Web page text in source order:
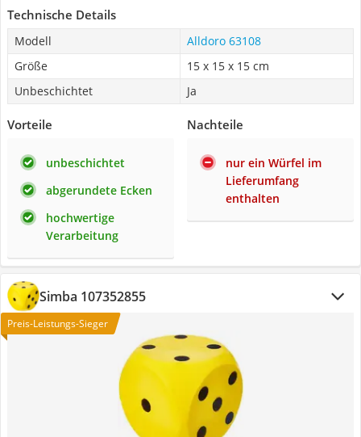
Technische Details
Modell
Alldoro 63108
Größe
15 x 15 x 15 cm
Unbeschichtet
Ja
Vorteile
unbeschichtet
abgerundete Ecken
hochwertige
Verarbeitung
Nachteile
nur ein Würfel im
Lieferumfang
enthalten
Simba 107352855
Preis-Leistungs-Sieger